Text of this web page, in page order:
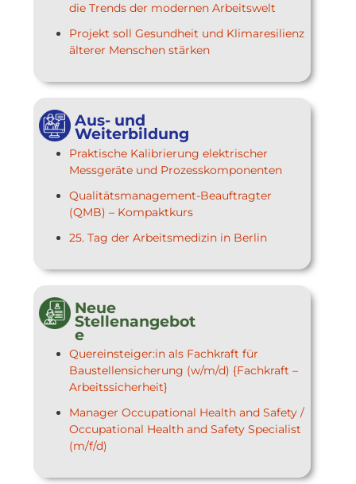
die Trends der modernen Arbeitswelt
Projekt soll Gesundheit und Klimaresilienz
älterer Menschen stärken
Aus- und
Weiterbildung
Praktische Kalibrierung elektrischer
Messgeräte und Prozesskomponenten
Qualitätsmanagement-Beauftragter
(QMB) – Kompaktkurs
25. Tag der Arbeitsmedizin in Berlin
Neue
Stellenangebot
e
Quereinsteiger:in als Fachkraft für
Baustellensicherung (w/m/d) {Fachkraft –
Arbeitssicherheit}
Manager Occupational Health and Safety /
Occupational Health and Safety Specialist
(m/f/d)